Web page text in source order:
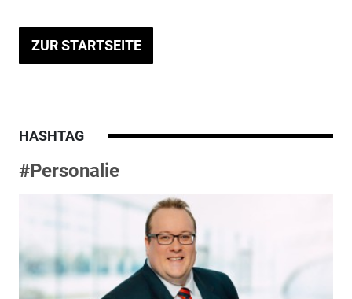
ZUR STARTSEITE
HASHTAG
#Personalie